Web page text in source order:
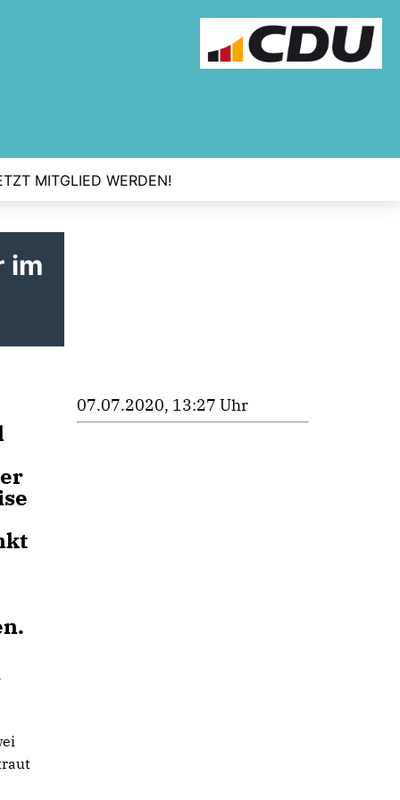
MITGLIED WERDEN!
im
07.07.2020, 13:27 Uhr